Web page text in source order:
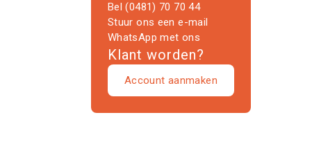
Bel (0481) 70 70 44
Stuur ons een e-mail
WhatsApp met ons
Klant worden?
Account aanmaken